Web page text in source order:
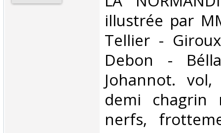
illustrée par
Tellier -
Debon -
Johannot.
demi chagrin
nerfs,